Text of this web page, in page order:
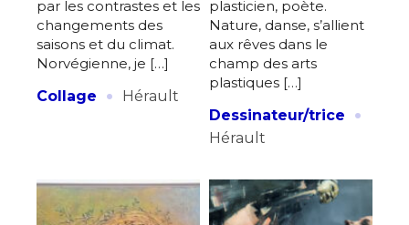
par les contrastes et les
changements des
saisons et du climat.
Norvégienne, je […]
Collage
· Hérault
plasticien, poète.
Nature, danse, s’allient
aux rêves dans le
champ des arts
plastiques […]
Dessinateur/trice
·
Hérault